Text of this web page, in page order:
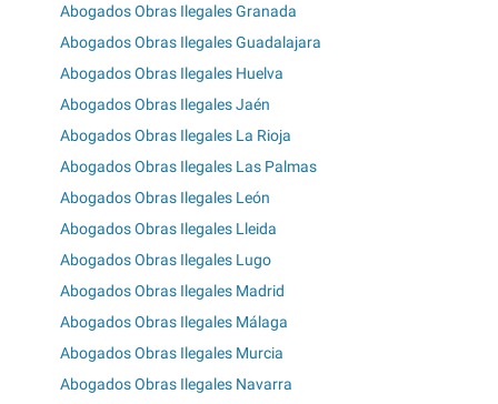
Abogados Obras Ilegales Granada
Abogados Obras Ilegales Guadalajara
Abogados Obras Ilegales Huelva
Abogados Obras Ilegales Jaén
Abogados Obras Ilegales La Rioja
Abogados Obras Ilegales Las Palmas
Abogados Obras Ilegales León
Abogados Obras Ilegales Lleida
Abogados Obras Ilegales Lugo
Abogados Obras Ilegales Madrid
Abogados Obras Ilegales Málaga
Abogados Obras Ilegales Murcia
Abogados Obras Ilegales Navarra